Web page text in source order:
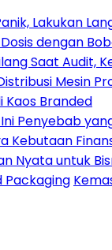
Lakukan
dengan
Saat Audit,
Mesin
Kaos Branded
Penyebab
Kebutaan
Nyata untuk
Packaging